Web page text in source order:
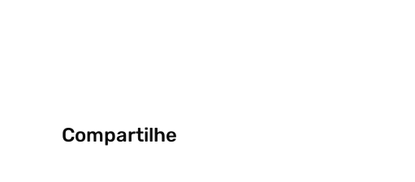
Compartilhe